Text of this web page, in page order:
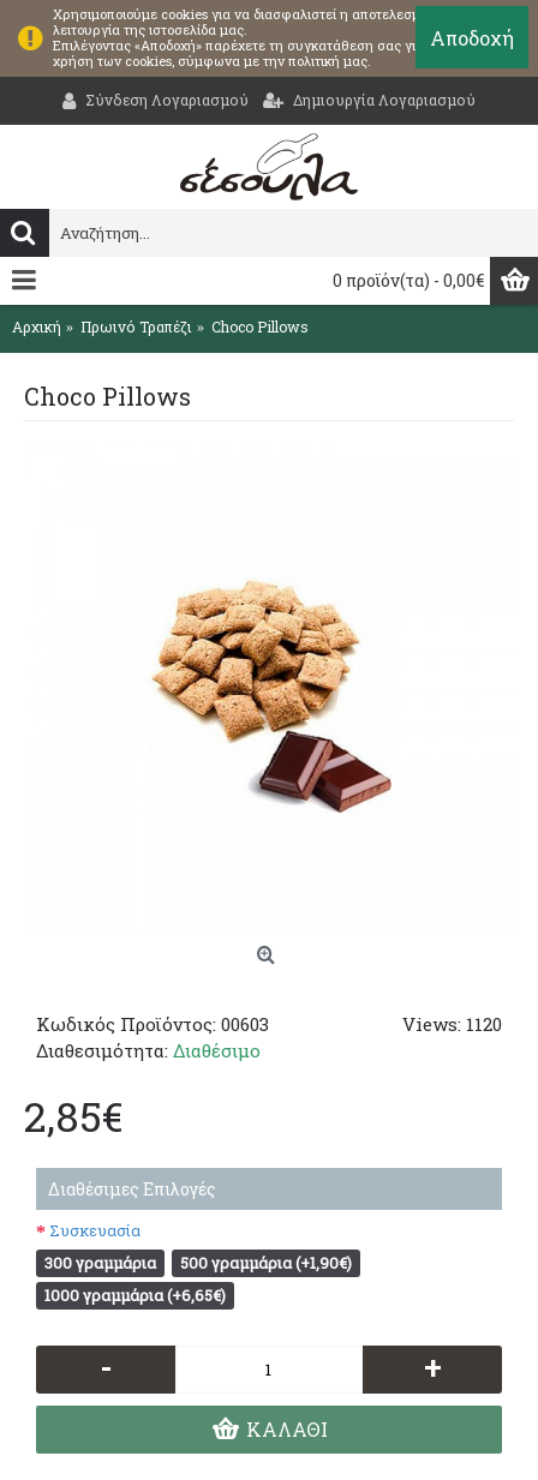
Χρησιμοποιούμε cookies για να διασφαλιστεί η αποτελεσματική
λειτουργία της ιστοσελίδα μας.
Επιλέγοντας «Αποδοχή» παρέχετε τη συγκατάθεση σας για τη
χρήση των cookies, σύμφωνα με την πολιτική μας.
Αποδοχή
Σύνδεση Λογαριασμού Δημιουργία Λογαριασμού
0 προϊόν(τα) - 0,00€
Αρχική Πρωινό Τραπέζι Choco Pillows
Choco Pillows
Views: 1120
Κωδικός Προϊόντος: 00603
Διαθεσιμότητα: Διαθέσιμο
2,85€
Διαθέσιμες Επιλογές
Συσκευασία
300 γραμμάρια
500 γραμμάρια (+1,90€)
1000 γραμμάρια (+6,65€)
- +
ΚΑΛΆΘΙ